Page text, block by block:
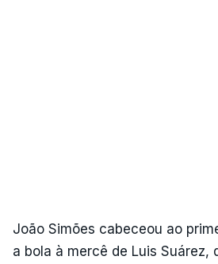
João Simões cabeceou ao
a bola à mercê de Luis Suárez,